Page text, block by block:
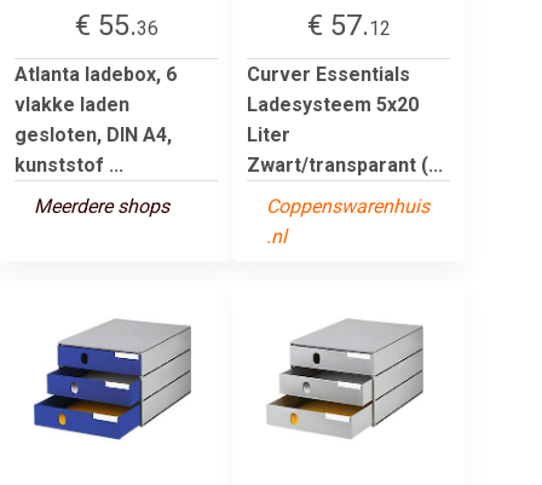
€ 55.36
Atlanta ladebox, 6
vlakke laden
gesloten, DIN A4,
kunststof ...
Meerdere shops
€ 57.12
Curver Essentials
Ladesysteem 5x20
Liter
Zwart/transparant (...
Coppenswarenhuis
.nl